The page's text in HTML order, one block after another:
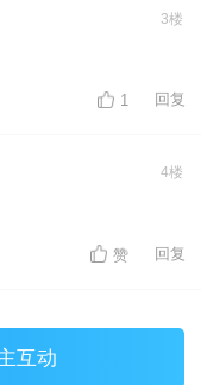
3楼
1 回复
4楼
赞 回复
互动